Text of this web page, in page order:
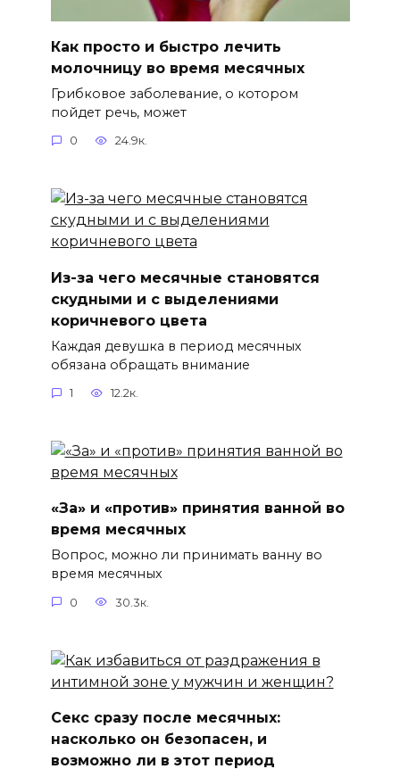
Как просто и быстро лечить
молочницу во время месячных
Грибковое заболевание, о котором
пойдет речь, может
0 24.9к.
Из-за чего месячные становятся
скудными и с выделениями
коричневого цвета
Каждая девушка в период месячных
обязана обращать внимание
1 12.2к.
«За» и «против» принятия ванной во
время месячных
Вопрос, можно ли принимать ванну во
время месячных
0 30.3к.
Секс сразу после месячных:
насколько он безопасен, и
возможно ли в этот период